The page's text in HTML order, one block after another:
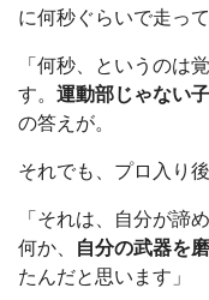
に何秒ぐらいで走っ
「何秒、というのは
す。 運動部じゃない
の答えが。
それでも、プロ入り
「それは、自分が諦
何か、
自分の武器を
たんだと思います」